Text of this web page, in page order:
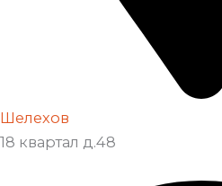
Шелехов
18 квартал д.48